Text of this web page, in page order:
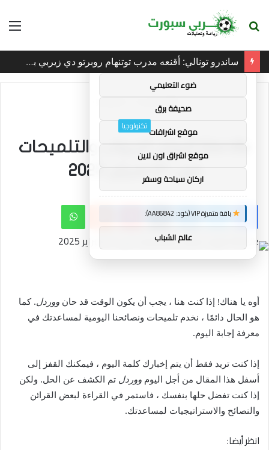
بحث
ساندرو تونالي: أقنعه مدرب توتنهام روبرتو دي زيربي بسرعة بالتوقيع
تكنولوجيا
تكنولوجيا
Wordle اليوم: الجواب والتلميحات
فيسبوكتويتر لينكدإن بينتيريست واتساب
أوه يا هناك! إذا كنت هنا ، يجب أن يكون الوقت قد حان ووردل. كما
هو الحال دائمًا ، نخدم تلميحات ونصائحنا اليومية لمساعدتك في
معرفة إجابة اليوم.
إذا كنت تريد فقط أن يتم إخبارك كلمة اليوم ، فيمكنك القفز إلى
أسفل هذا المقال من أجل اليوم ووردل تم الكشف عن الحل. ولكن
إذا كنت تفضل حلها بنفسك ، فاستمر في القراءة لبعض القرائن
والنصائح والاستراتيجيات لمساعدتك.
انظر أيضا:
توصيات :
باقة متميزة VIP (كود: AA35872):
ضوء التعليمي
صحيفة برق
موقع اشراقات
موقع اشراق اون لاين
اركان سياحة وسفر
باقة متميزة VIP (كود: AA86842):
عالم الشباب